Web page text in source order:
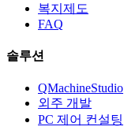
복지제도
FAQ
솔루션
QMachineStudio
외주 개발
PC 제어 컨설팅